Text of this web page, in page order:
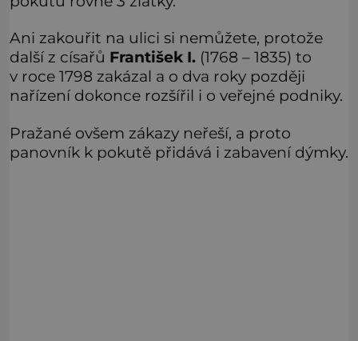
Ani zakouřit na ulici si nemůžete, protože
další z císařů František I. (1768 – 1835) to
v roce 1798 zakázal a o dva roky později
nařízení dokonce rozšířil i o veřejné podniky.
Pražané ovšem zákazy neřeší, a proto
panovník k pokutě přidává i zabavení dýmky.